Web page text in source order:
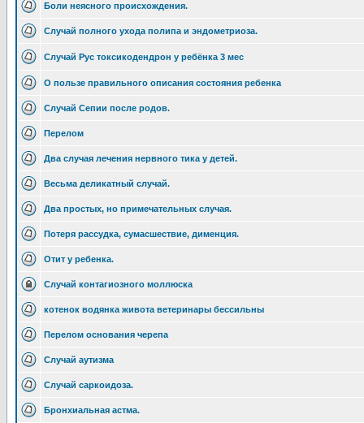
Боли неясного происхождения.
Случай полного ухода полипа и эндометриоза.
Случай Рус токсикодендрон у ребёнка 3 мес
О пользе правильного описания состояния ребенка
Случай Сепии после родов.
Перелом
Два случая лечения нервного тика у детей.
Весьма деликатный случай.
Два простых, но примечательных случая.
Потеря рассудка, сумасшествие, дименция.
Отит у ребенка.
Случай контагиозного моллюска
котенок водянка живота ветеринары бессильны
Перелом основания черепа
Случай аутизма
Случай саркоидоза.
Бронхиальная астма.